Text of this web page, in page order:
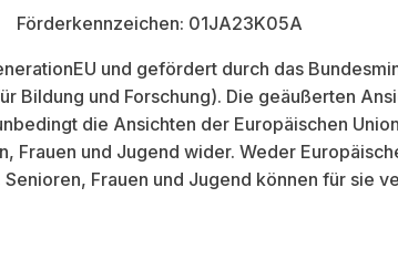
Förderkennzeichen: 01JA23K05A
und gefördert durch das
Bildung und Forschung). Die geäußerten
die Ansichten der Europäischen
Frauen und Jugend wider. Weder
Frauen und Jugend können für sie